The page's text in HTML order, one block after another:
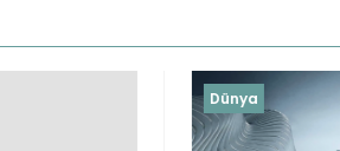
Dünya